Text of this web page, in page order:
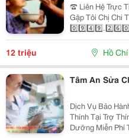
☎️ Liên Hệ Trực
Gặp Tôi Chị Chi
Vợ Chồng 2 Con
Mẹ Đưa Rước,
12 triệu Hồ
Tâm An Sửa
Dịch Vụ Bảo
Thính Tại Trợ Thính Tâm An -
Dưỡng Miễn Phí Trợ Thính Tâm An Tiến Hành Dịch Vụ